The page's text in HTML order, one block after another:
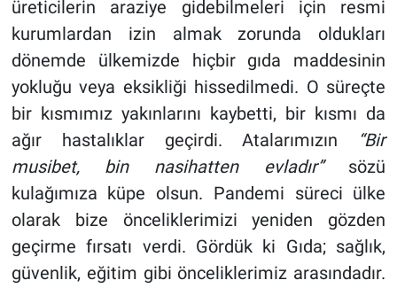
üreticilerin araziye gidebilmeleri için resmi
kurumlardan izin almak zorunda oldukları
dönemde ülkemizde hiçbir gıda maddesinin
yokluğu veya eksikliği hissedilmedi. O süreçte
bir kısmımız yakınlarını kaybetti, bir kısmı da
ağır hastalıklar geçirdi. Atalarımızın
“Bir
musibet, bin nasihatten evladır” sözü
kulağımıza küpe olsun. Pandemi süreci ülke
olarak bize önceliklerimizi yeniden gözden
geçirme fırsatı verdi. Gördük ki Gıda; sağlık,
güvenlik, eğitim gibi önceliklerimiz arasındadır.